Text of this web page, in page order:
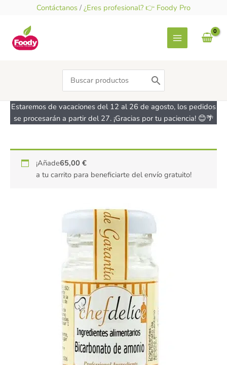
contenido
Contáctanos / ¿Eres profesional? 👉 Foody Pro
Search
for:
Estaremos de vacaciones del 12 al 26 de agosto, los pedidos
se procesarán a partir del 27. ¡Gracias por tu paciencia! 😊🌴
¡Añade65,00€
a tu carrito para beneficiarte del envío gratuito!
Bicarbonato
de
amonio